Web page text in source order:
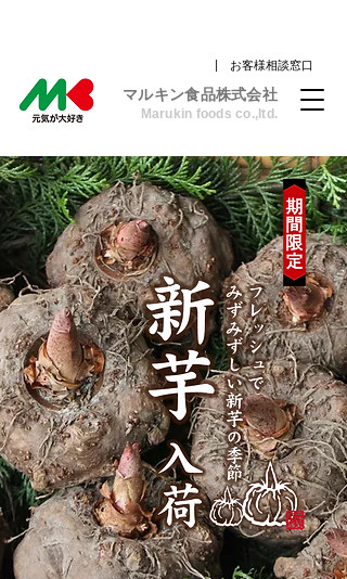
| お客様相談窓口
​マルキン食品株式会社
Marukin foods co.,ltd.